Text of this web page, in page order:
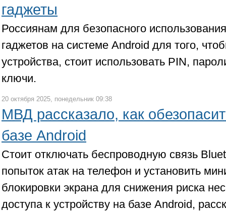
гаджеты
Россиянам для безопасного
гаджетов на системе Android для того,
устройства, стоит использовать PIN,
ключи.
20 октября 2025, понедельник 09:38
МВД рассказало, как
базе Android
Стоит отключать беспроводную связь
попыток атак на телефон и установить
блокировки экрана для снижения риска
доступа к устройству на базе Android,